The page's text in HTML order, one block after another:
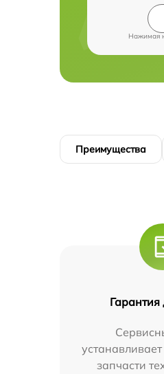
Нажимая
Преимущества
Гарантия
запчасти